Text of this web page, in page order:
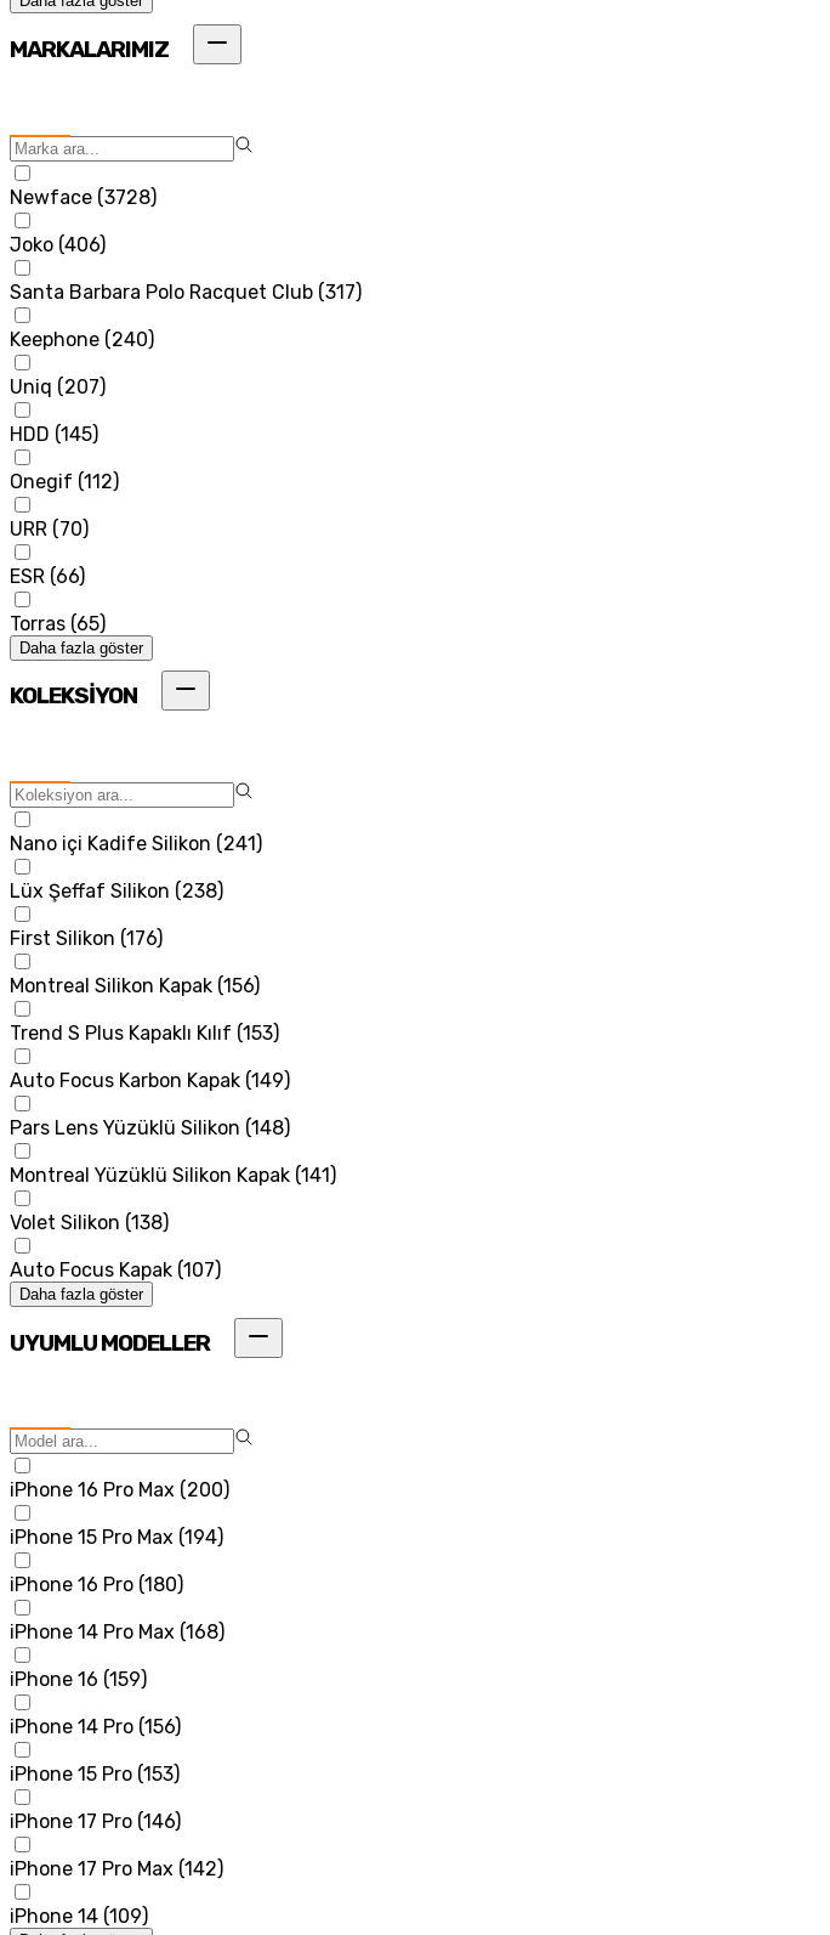
MARKALARIMIZ
Newface (3728)
Joko (406)
Santa Barbara Polo Racquet Club (317)
Keephone (240)
Uniq (207)
HDD (145)
Onegif (112)
URR (70)
ESR (66)
Torras (65)
Daha fazla göster
KOLEKSİYON
Nano içi Kadife Silikon (241)
Lüx Şeffaf Silikon (238)
First Silikon (176)
Montreal Silikon Kapak (156)
Trend S Plus Kapaklı Kılıf (153)
Auto Focus Karbon Kapak (149)
Pars Lens Yüzüklü Silikon (148)
Montreal Yüzüklü Silikon Kapak (141)
Volet Silikon (138)
Auto Focus Kapak (107)
Daha fazla göster
UYUMLU MODELLER
iPhone 16 Pro Max (200)
iPhone 15 Pro Max (194)
iPhone 16 Pro (180)
iPhone 14 Pro Max (168)
iPhone 16 (159)
iPhone 14 Pro (156)
iPhone 15 Pro (153)
iPhone 17 Pro (146)
iPhone 17 Pro Max (142)
iPhone 14 (109)